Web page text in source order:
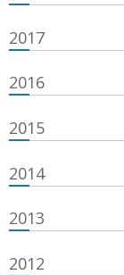
2017
2016
2015
2014
2013
2012